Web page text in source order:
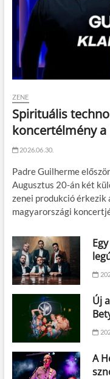
ZENE
Spirituális
koncertélmény
2026.06.30.
Padre Guilherme
Augusztus 20-án két
zenei produkció érkezik
magyarországi
Új
A